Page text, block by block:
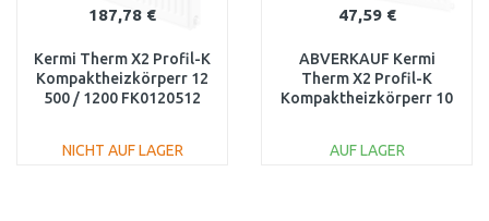
187,78 €
Kermi Therm X2 Profil-K
Kompaktheizkörperr 12
500 / 1200 FK0120512
NICHT AUF LAGER
47,59 €
ABVERKAUF Kermi
Therm X2 Profil-K
Kompaktheizkörperr 10
AUF LAGER